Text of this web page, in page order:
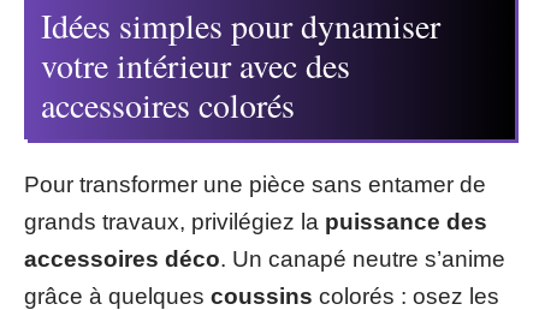
Idées simples pour dynamiser
votre intérieur avec des
accessoires colorés
Pour transformer une pièce sans entamer de
grands travaux, privilégiez la puissance des
accessoires déco. Un canapé neutre s’anime
grâce à quelques coussins colorés : osez les